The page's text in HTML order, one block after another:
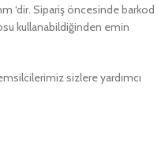
‘dir. Sipariş öncesinde barkod
kullanabildiğinden emin
sizlere yardımcı